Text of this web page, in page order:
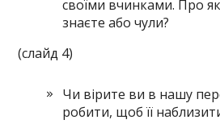
своїми вчинками. Про
знаєте або чули?
(слайд 4)
Чи вірите ви в нашу
робити, щоб її